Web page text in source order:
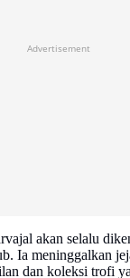
Advertisement
akan selalu
Ia meninggalkan
dan koleksi trofi